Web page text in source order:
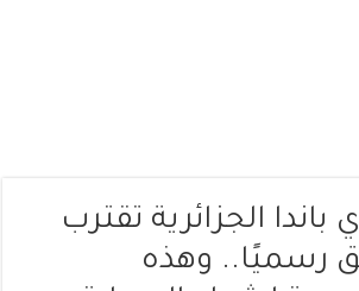
باندا الجزائرية تقترب
رسميًا.. وهذه